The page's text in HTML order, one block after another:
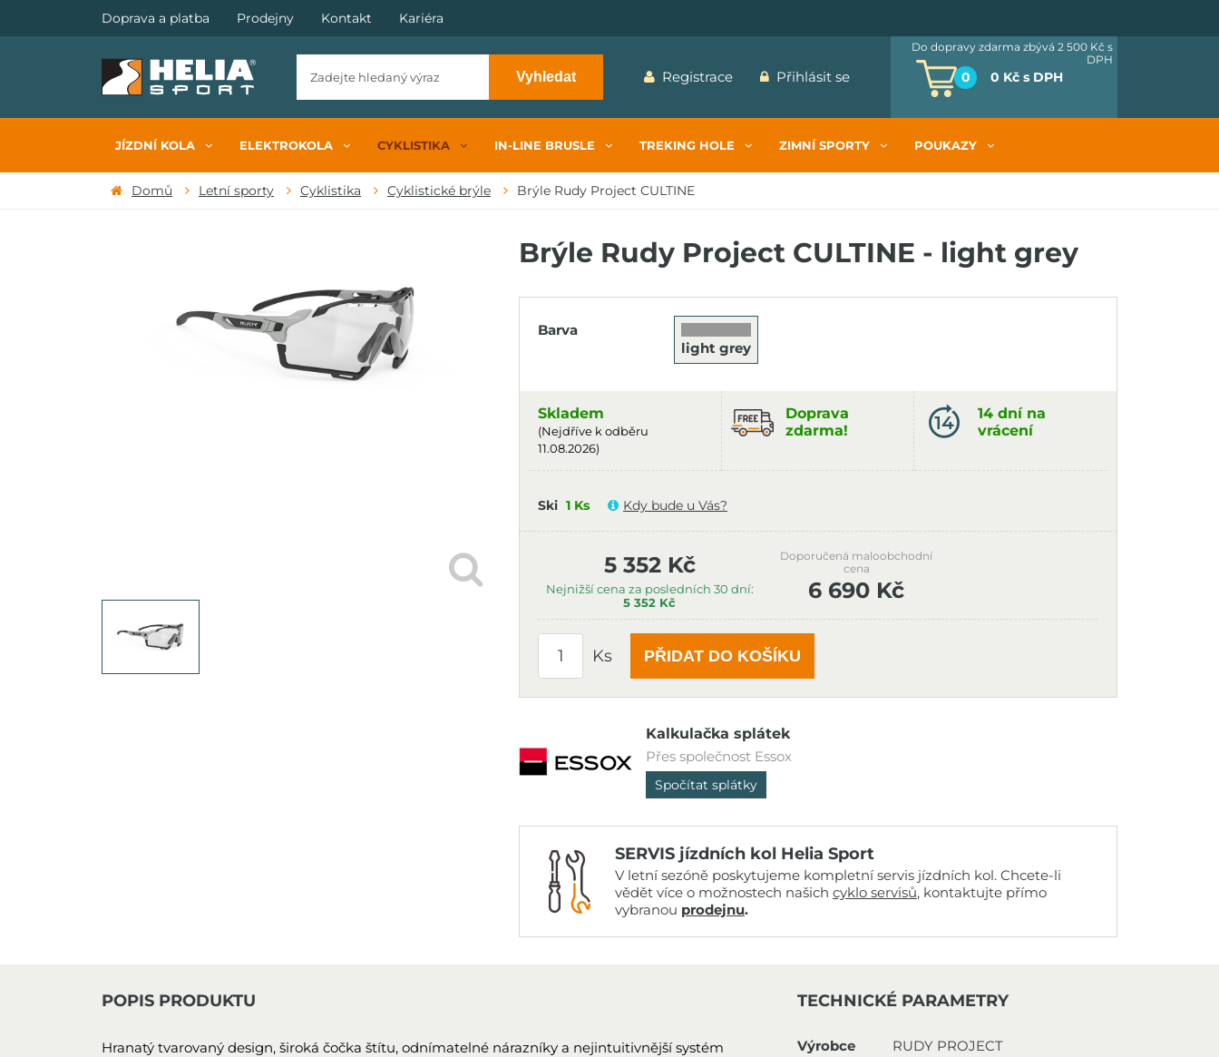
Doprava a platba Prodejny Kontakt Kariéra
Vyhledat Registrace Přihlásit se 0 0 Kč s DPH
Do dopravy zdarma zbývá 2 500 Kč s
DPH
JÍZDNÍ KOLA ELEKTROKOLA CYKLISTIKA IN-LINE BRUSLE TREKING HOLE ZIMNÍ SPORTY POUKAZY
Domů Letní sporty Cyklistika Cyklistické brýle Brýle Rudy Project CULTINE
Brýle Rudy Project CULTINE - light grey
Barva
light grey
Skladem
(Nejdříve k odběru
11.08.2026)
Doprava
zdarma!
14 dní na
vrácení
Ski 1 Ks Kdy bude u Vás?
5 352 Kč
Nejnižší cena za posledních 30 dní:
5 352 Kč
Doporučená maloobchodní
cena
6 690 Kč
Ks PŘIDAT DO KOŠÍKU
Kalkulačka splátek
Přes společnost Essox
Spočítat splátky
SERVIS jízdních kol Helia Sport
V letní sezóně poskytujeme kompletní servis jízdních kol. Chcete-li
vědět více o možnostech našich cyklo servisů, kontaktujte přímo
vybranou prodejnu.
POPIS PRODUKTU
Hranatý tvarovaný design, široká čočka štítu, odnímatelné nárazníky a nejintuitivnější systém
TECHNICKÉ PARAMETRY
Výrobce RUDY PROJECT